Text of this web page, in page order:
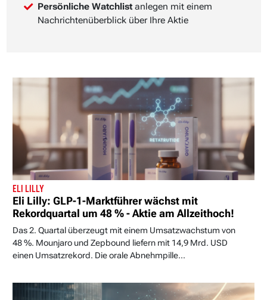
Persönliche Watchlist anlegen mit einem
Nachrichtenüberblick über Ihre Aktie
ELI LILLY
Eli Lilly: GLP-1-Marktführer wächst mit
Rekordquartal um 48 % - Aktie am Allzeithoch!
Das 2. Quartal überzeugt mit einem Umsatzwachstum von
48 %. Mounjaro und Zepbound liefern mit 14,9 Mrd. USD
einen Umsatzrekord. Die orale Abnehmpille...